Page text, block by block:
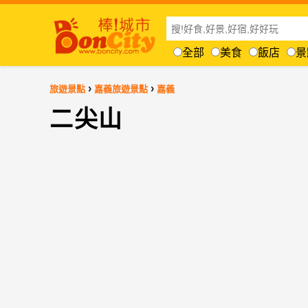
全部 美食 飯店
旅遊景點 › 嘉義旅遊景點 › 嘉義
二尖山